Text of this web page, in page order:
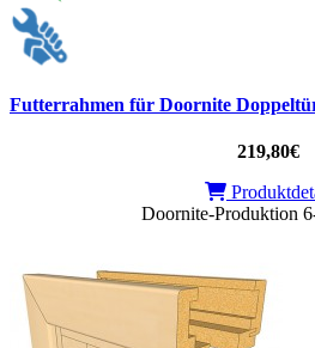
Futterrahmen für Doornite
219,80€
Doornite-Produktion